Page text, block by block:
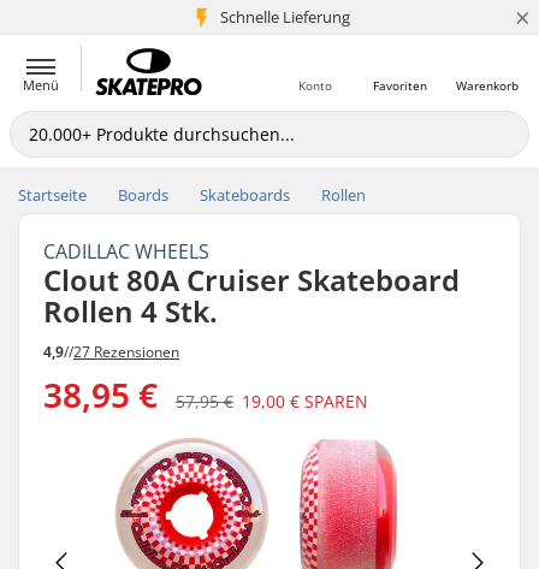
Schnelle Lieferung
5+ Mio. Kunden ×
Menü Warenkorb
Favoriten
Konto
Startseite Boards Skateboards Rollen
CADILLAC WHEELS
Clout 80A Cruiser Skateboard
Rollen 4 Stk.
4,9//27 Rezensionen
38,95 € 57,95 € 19,00 € SPAREN